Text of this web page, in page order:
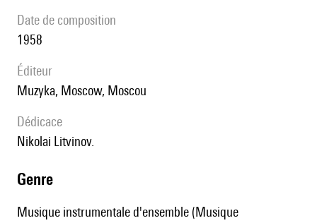
date de composition
1958
éditeur
Muzyka, Moscow, Moscou
Dédicace
Nikolai Litvinov.
genre
Musique instrumentale d'ensemble (Musique